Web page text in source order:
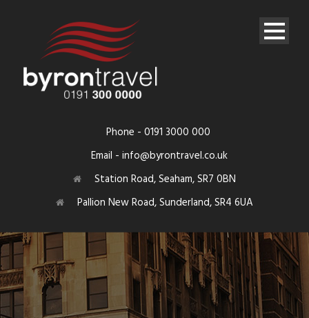
Phone - 0191 3000 000
Email - info@byrontravel.co.uk
Station Road, Seaham, SR7 0BN
Pallion New Road, Sunderland, SR4 6UA